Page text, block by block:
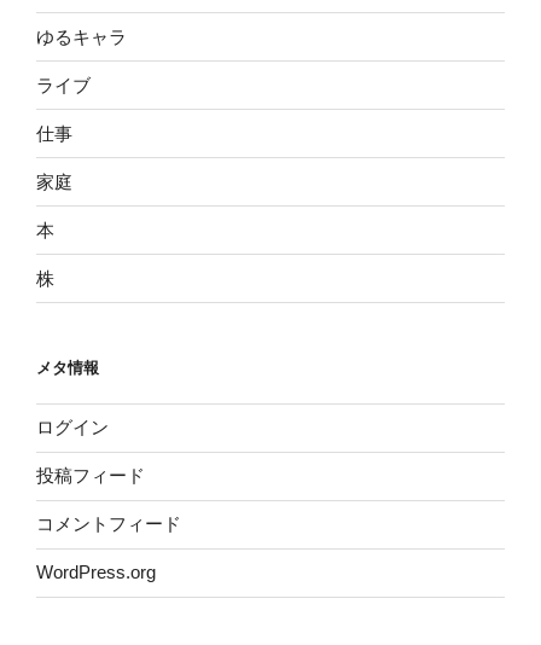
ゆるキャラ
ライブ
仕事
家庭
本
株
メタ情報
ログイン
投稿フィード
コメントフィード
WordPress.org